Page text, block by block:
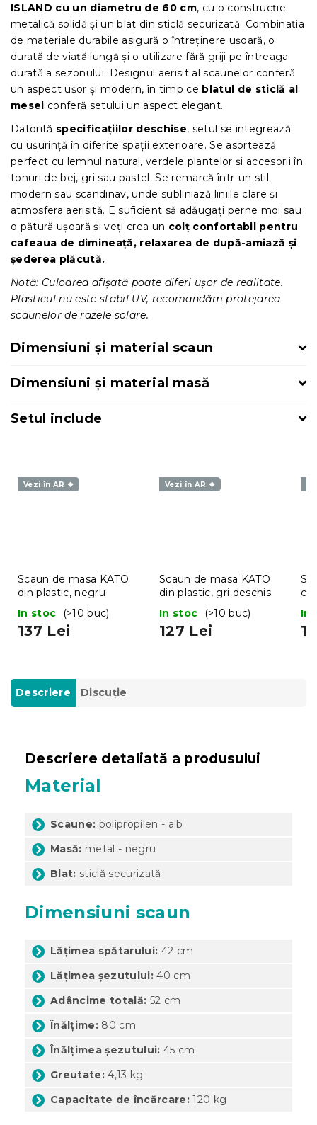
ISLAND cu un diametru de 60 cm, cu o construcție
metalică solidă și un blat din sticlă securizată. Combinația
de materiale durabile asigură o întreținere ușoară, o
durată de viață lungă și o utilizare fără griji pe întreaga
durată a sezonului. Designul aerisit al scaunelor conferă
un aspect ușor și modern, în timp ce blatul de sticlă al
mesei conferă setului un aspect elegant.
Datorită specificațiilor deschise, setul se integrează
cu ușurință în diferite spații exterioare. Se asortează
perfect cu lemnul natural, verdele plantelor și accesorii în
tonuri de bej, gri sau pastel. Se remarcă într-un stil
modern sau scandinav, unde subliniază liniile clare și
atmosfera aerisită. E suficient să adăugați perne moi sau
o pătură ușoară și veți crea un colț confortabil pentru
cafeaua de dimineață, relaxarea de după-amiază și
șederea plăcută.
Notă: Culoarea afișată poate diferi ușor de realitate.
Plasticul nu este stabil UV, recomandăm protejarea
scaunelor de razele solare.
Dimensiuni și material scaun
Dimensiuni și material masă
Setul include
Vezi în AR ❖
Scaun de masa KATO
din plastic, negru
In stoc
(>10 buc)
137 Lei
Vezi în AR ❖
Scaun de masa KATO
din plastic, gri deschis
In stoc
(>10 buc)
127 Lei
In
Descriere Discuţie
Descriere detaliată a produsului
Material
Scaune: polipropilen - alb
Masă: metal - negru
Blat: sticlă securizată
Dimensiuni scaun
Lățimea spătarului: 42 cm
Lățimea șezutului: 40 cm
Adâncime totală: 52 cm
Înălțime: 80 cm
Înălțimea șezutului: 45 cm
Greutate: 4,13 kg
Capacitate de încărcare: 120 kg